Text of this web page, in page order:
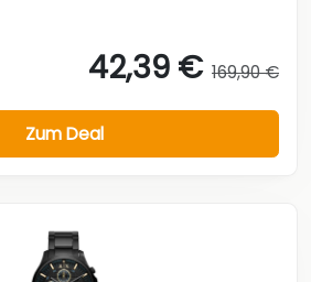
42,39 € 169,90 €
Zum Deal